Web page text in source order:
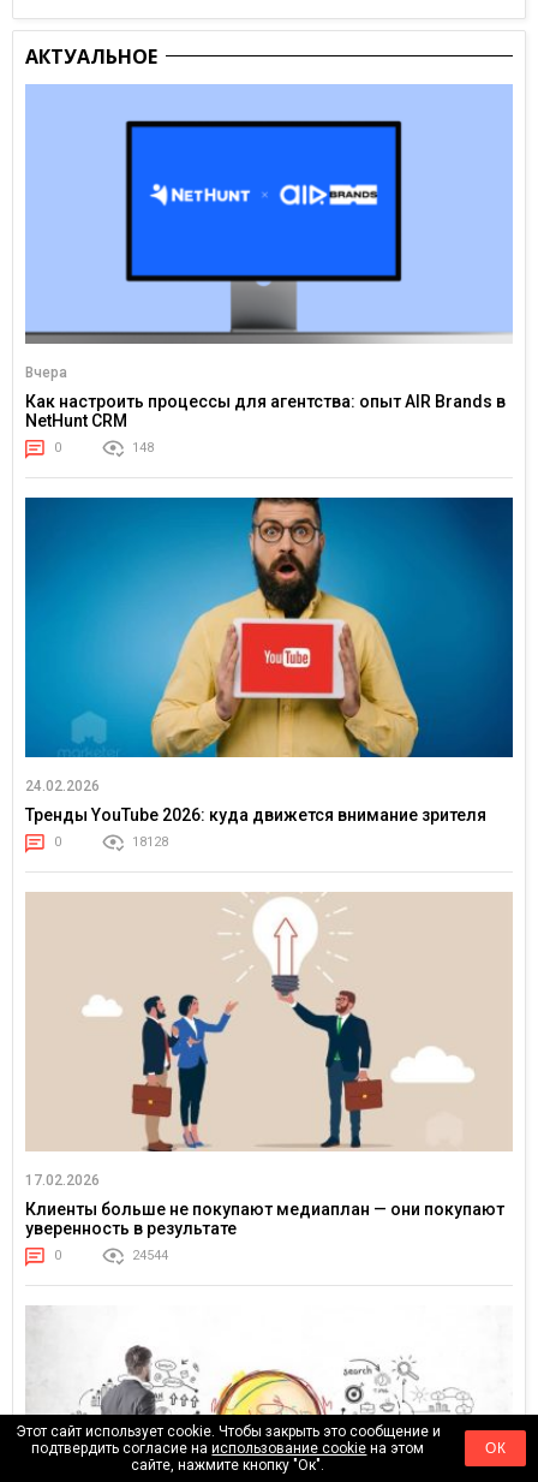
АКТУАЛЬНОЕ
Вчера
Как настроить процессы для агентства: опыт AIR Brands в
NetHunt CRM
0 148
24.02.2026
Тренды YouTube 2026: куда движется внимание зрителя
0 18128
17.02.2026
Клиенты больше не покупают медиаплан — они покупают
уверенность в результате
0 24544
Этот сайт использует cookie. Чтобы закрыть это сообщение и
подтвердить согласие наиспользование cookie на этом
сайте, нажмите кнопку "Ок".
ОК